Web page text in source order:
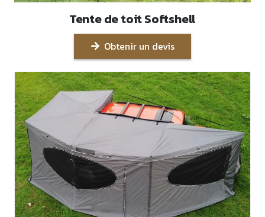
Tente de toit Softshell
Obtenir un devis